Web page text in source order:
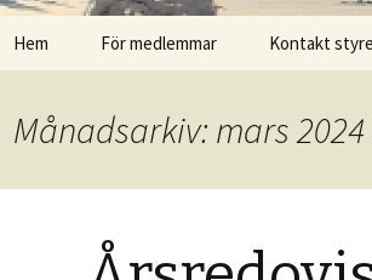
Hoppa
Hem För medlemmar Kontakt
Månadsarkiv: mars 2024